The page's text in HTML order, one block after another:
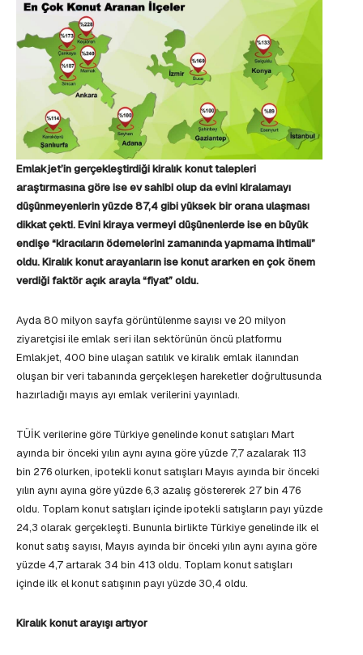
Emlakjet’in gerçekleştirdiği kiralık konut talepleri
araştırmasına göre ise ev sahibi olup da evini kiralamayı
düşünmeyenlerin yüzde 87,4 gibi yüksek bir orana ulaşması
dikkat çekti. Evini kiraya vermeyi düşünenlerde ise en büyük
endişe “kiracıların ödemelerini zamanında yapmama ihtimali”
oldu. Kiralık konut arayanların ise konut ararken en çok önem
verdiği faktör açık arayla “fiyat” oldu.
Ayda 80 milyon sayfa görüntülenme sayısı ve 20 milyon
ziyaretçisi ile emlak seri ilan sektörünün öncü platformu
Emlakjet, 400 bine ulaşan satılık ve kiralık emlak ilanından
oluşan bir veri tabanında gerçekleşen hareketler doğrultusunda
hazırladığı mayıs ayı emlak verilerini yayınladı.
TÜİK verilerine göre Türkiye genelinde konut satışları Mart
ayında bir önceki yılın aynı ayına göre yüzde 7,7 azalarak 113
bin 276 olurken, ipotekli konut satışları Mayıs ayında bir önceki
yılın aynı ayına göre yüzde 6,3 azalış göstererek 27 bin 476
oldu. Toplam konut satışları içinde ipotekli satışların payı yüzde
24,3 olarak gerçekleşti. Bununla birlikte Türkiye genelinde ilk el
konut satış sayısı, Mayıs ayında bir önceki yılın aynı ayına göre
yüzde 4,7 artarak 34 bin 413 oldu. Toplam konut satışları
içinde ilk el konut satışının payı yüzde 30,4 oldu.
Kiralık konut arayışı artıyor